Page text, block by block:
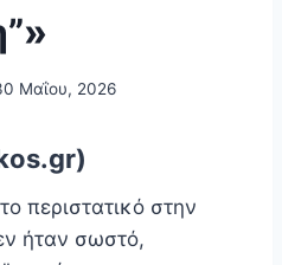
Μαΐου, 2026
περιστατικό στην
ήταν σωστό,